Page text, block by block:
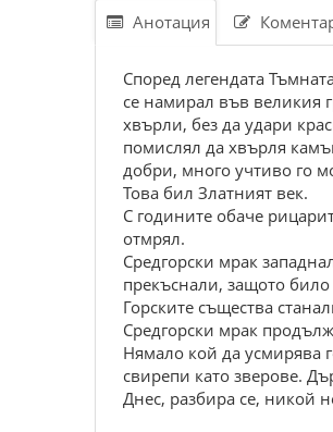
Анотация
Според легендата
се намирал във великия
хвърли, без да удари
помислял да хвърля
добри, много учтиво го
Това бил Златният век.
С годините обаче
отмрял.
Средгорски мрак
прекъснали, защото
Горските същества
Средгорски мрак
Нямало кой да усмирява
свирепи като зверове.
Днес, разбира се, никой